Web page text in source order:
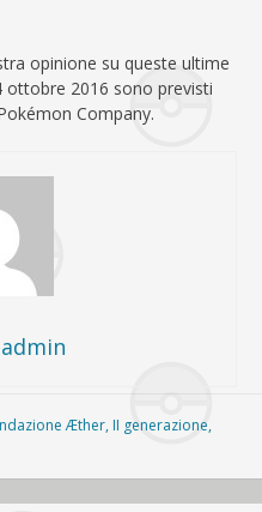
opinione su queste ultime
ottobre 2016 sono previsti
Company.
Æther, II generazione,